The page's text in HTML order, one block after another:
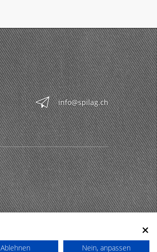
info@spilag.ch
Ablehnen Nein, anpassen